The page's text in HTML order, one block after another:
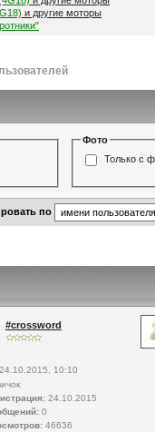
и другие моторы
Фото
Только с
по
#crossword
24.10.2015, 10:10
24.10.2015
0
46636